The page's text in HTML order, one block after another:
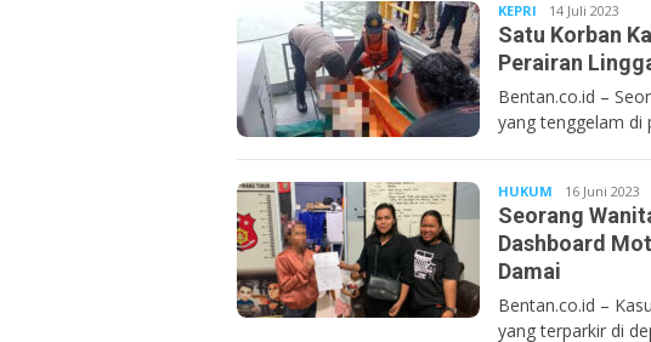
KEPRI Bentan.co.id
14 Juli 2023
Satu Korban
Perairan
Bentan.co.id –
yang tenggelam di
HUKUM Bentan.co.id
16 Juni 2023
Seorang
Dashboard
Damai
Bentan.co.id –
yang terparkir di